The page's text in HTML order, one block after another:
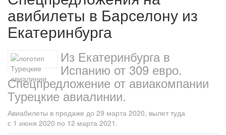
авибилеты в Барселону из
Екатеринбурга
Из Екатеринбурга в
Испанию от 309 евро.
Спецпредложение от авиакомпании
Турецкие авиалинии.
Авиабилеты в продаже до 29 марта 2020, вылет туда
с 1 июня 2020 по 12 марта 2021.